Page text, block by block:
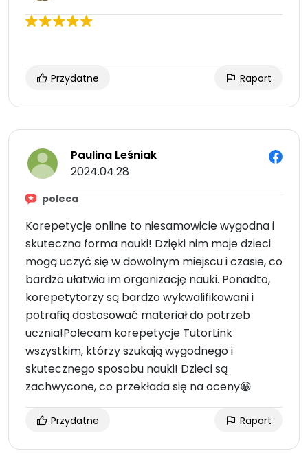
Przydatne Raport
Paulina Leśniak
2024.04.28
poleca
Korepetycje online to niesamowicie wygodna i
skuteczna forma nauki! Dzięki nim moje dzieci
mogą uczyć się w dowolnym miejscu i czasie, co
bardzo ułatwia im organizację nauki. Ponadto,
korepetytorzy są bardzo wykwalifikowani i
potrafią dostosować materiał do potrzeb
ucznia!Polecam korepetycje TutorLink
wszystkim, którzy szukają wygodnego i
skutecznego sposobu nauki! Dzieci są
zachwycone, co przekłada się na oceny😀
Przydatne Raport